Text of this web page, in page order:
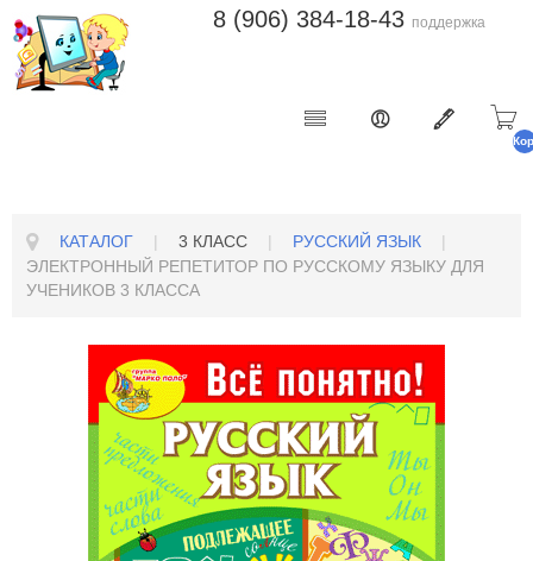
8 (906) 384-18-43 поддержка
КАТАЛОГ | 3 КЛАСС | РУССКИЙ ЯЗЫК
|
ЭЛЕКТРОННЫЙ РЕПЕТИТОР ПО РУССКОМУ ЯЗЫКУ ДЛЯ
УЧЕНИКОВ 3 КЛАССА